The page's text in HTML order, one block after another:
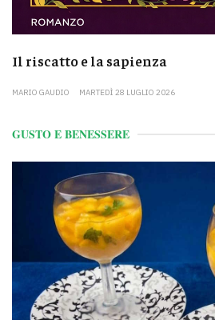
Il riscatto e la sapienza
MARIO GAUDIO MARTEDÌ 28 LUGLIO 2026
GUSTO E BENESSERE